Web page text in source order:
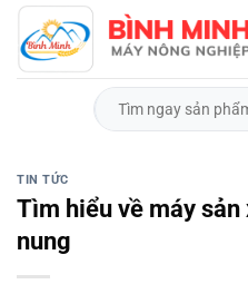
qua
nội
Tìm
TIN TỨC
Tìm hiểu về máy
nung